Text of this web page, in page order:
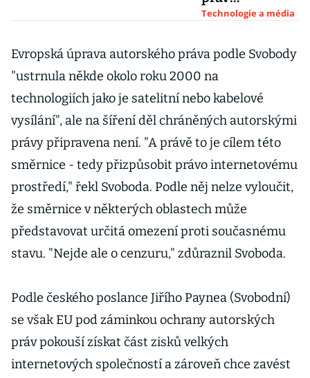
vydavatelů.
europarlamen
tu schválil
směrnici
Technologie a média
Evropská úprava autorského práva podle Svobody
"ustrnula někde okolo roku 2000 na
technologiích jako je satelitní nebo kabelové
vysílání", ale na šíření děl chráněných autorskými
právy připravena není. "A právě to je cílem této
směrnice - tedy přizpůsobit právo internetovému
prostředí," řekl Svoboda. Podle něj nelze vyloučit,
že směrnice v některých oblastech může
představovat určitá omezení proti současnému
stavu. "Nejde ale o cenzuru," zdůraznil Svoboda.
Podle českého poslance Jiřího Paynea (Svobodní)
se však EU pod záminkou ochrany autorských
práv pokouší získat část zisků velkých
internetových společností a zároveň chce zavést